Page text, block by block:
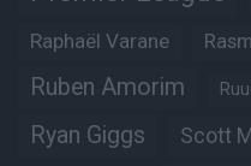
Raphaël Varane
Ruben Amorim
Ryan Giggs Scott